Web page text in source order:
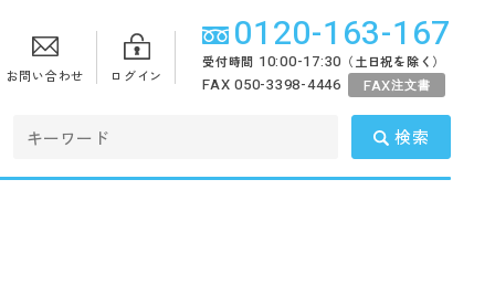
お問い合わせ ログイン
0120-163-167
受付時間 10:00-17:30 （土日祝を除く）
FAX 050-3398-4446 FAX注文書
検索